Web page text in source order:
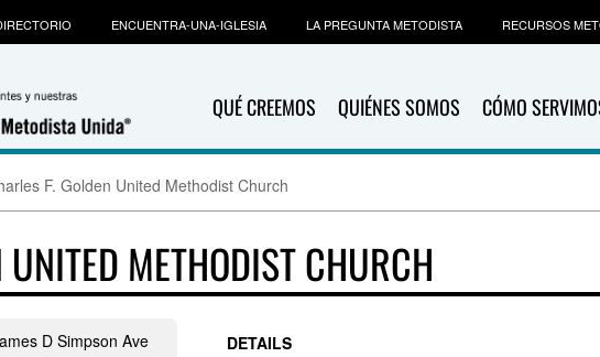
QUÉ CREEMOS QUIÉNES SOMOS CÓMO
ENCUENTRA-UNA-IGLESIA LA PREGUNTA METODISTA RECURSOS
F. Golden United Methodist Church
UNITED METHODIST CHURCH
D Simpson Ave
DETAILS